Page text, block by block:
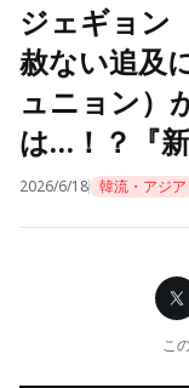
ジェギョン
赦ない追及
ュニョン）
は…！？『
2026/6/18 韓流・アジア
こ